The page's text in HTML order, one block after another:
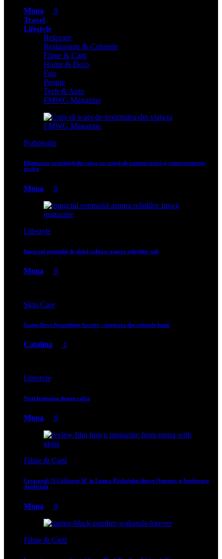
Mona 0
Travel
Lifestyle
Relaxare
Restaurante & Cafenele
Filme & Carti
Home & Deco
Fun
People
Tech & Auto
FMWG Magazine
Psihologie
Eliminarea toxicității din viața ta: scapă de oameni toxici și comportamente
nocive
Mona 0
Lifestyle
Impactul somnului de slabă calitate asupra relațiilor tale
Mona 0
Skin Care
Gama Dove Nourishing Secrets – inspirata din colturile lumii
Catalina 1
Lifestyle
Vesti frumoase despre cafea
Mona 0
Filme & Carti
Creatorul: O Călătorie SF în Lumea Războiului dintre Omenire și Inteligența
Artificială
Mona 0
Filme & Carti